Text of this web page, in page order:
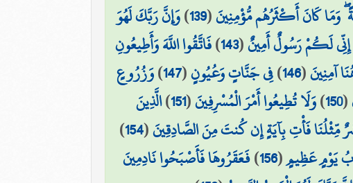
وَمَا كَانَ أَكْثَرُهُم مُّؤْمِنِينَ(
139
)وَإِنَّ رَبَّكَ لَهُوَ
إِنِّي لَكُمْ رَسُولٌ أَمِينٌ(
143
)فَاتَّقُوا اللَّهَ وَأَطِيعُونِ
آمِنِينَ(
146
)فِي جَنَّاتٍ وَعُيُونٍ(
147
)وَزُرُوعٍ
(
150
)وَلَا تُطِيعُوا أَمْرَ الْمُسْرِفِينَ(
151
)الَّذِينَ
مِّثْلُنَا فَأْتِ بِآيَةٍ إِن كُنتَ مِنَ الصَّادِقِينَ(
154
)
يَوْمٍ عَظِيمٍ(
156
)فَعَقَرُوهَا فَأَصْبَحُوا نَادِمِينَ